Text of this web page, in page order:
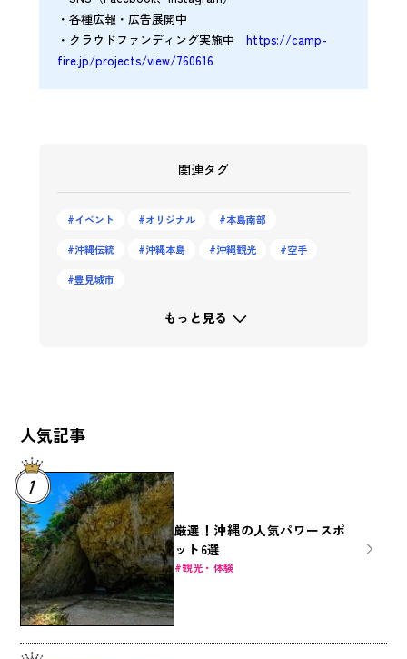
・各種広報・広告展開中
・クラウドファンディング実施中 https://camp-
fire.jp/projects/view/760616
関連タグ
イベント オリジナル 本島南部
沖縄伝統 沖縄本島 沖縄観光 空手
豊見城市
もっと見る
人気記事
厳選！沖縄の人気パワースポ
ット6選
観光・体験